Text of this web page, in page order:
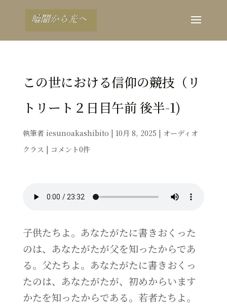
この世における信仰の競技（リ
トリート２日目午前 後半-1)
執筆者 iesunoakashibito | 10月 8, 2025 | オーディオ
クラス | コメント0件
子供たちよ。あなたがたに書きおくった
のは、あなたがたが父を知ったからであ
る。父たちよ。あなたがたに書きおくっ
たのは、あなたがたが、初めからいます
かたを知ったからである。若者たちよ。